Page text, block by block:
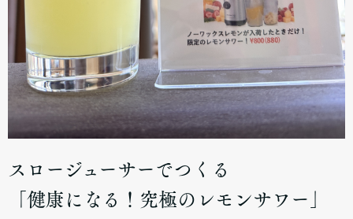
スロージューサーでつくる
「健康になる！究極のレモンサワー」